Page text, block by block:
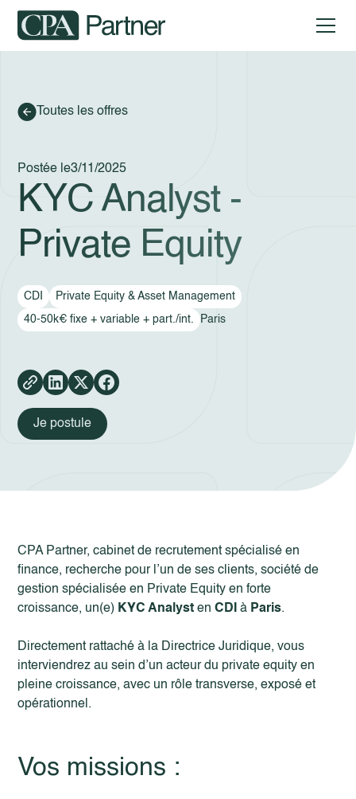
Toutes les offres
Postée le3/11/2025
KYC Analyst -
Private Equity
CDI Private Equity & Asset Management
40-50k€ fixe + variable + part./int. Paris
Je postule
CPA Partner, cabinet de recrutement spécialisé en
finance, recherche pour l’un de ses clients, société de
gestion spécialisée en Private Equity en forte
croissance, un(e) KYC Analyst enCDI à Paris.
Directement rattaché à la Directrice Juridique, vous
interviendrez au sein d’un acteur du private equity en
pleine croissance, avec un rôle transverse, exposé et
opérationnel.
Vos missions :